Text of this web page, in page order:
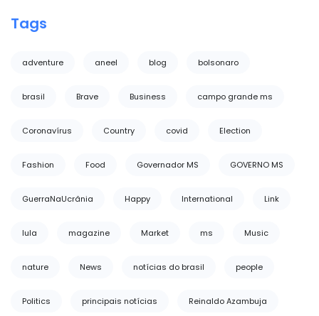
Tags
adventure aneel blog bolsonaro
brasil Brave Business campo grande ms
Coronavírus Country covid Election
Fashion Food Governador MS GOVERNO MS
GuerraNaUcrânia Happy International Link
lula magazine Market ms Music
nature News notícias do brasil people
Politics principais notícias Reinaldo Azambuja